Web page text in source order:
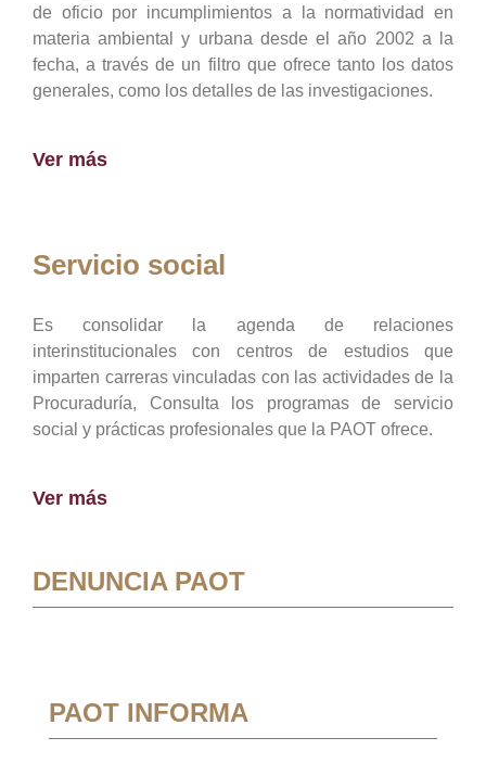
de oficio por incumplimientos a la normatividad en
materia ambiental y urbana desde el año 2002 a la
fecha, a través de un filtro que ofrece tanto los datos
generales, como los detalles de las investigaciones.
Ver más
Servicio social
Es consolidar la agenda de relaciones
interinstitucionales con centros de estudios que
imparten carreras vinculadas con las actividades de la
Procuraduría, Consulta los programas de servicio
social y prácticas profesionales que la PAOT ofrece.
Ver más
DENUNCIA PAOT
PAOT INFORMA